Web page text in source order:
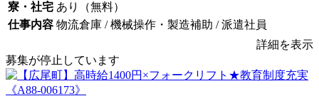
寮・社宅 あり（無料）
仕事内容 物流倉庫 / 機械操作・製造補助 / 派遣社員
詳細を表示
募集が停止しています